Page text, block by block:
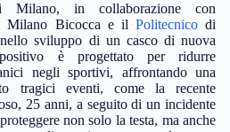
Milano, in collaborazione con
Milano Bicocca e il Politecnicodi
sviluppo di un casco di nuova
è progettato per ridurre
negli sportivi, affrontando una
tragici eventi, come la recente
25 anni, a seguito di un incidente
non solo la testa, ma anche